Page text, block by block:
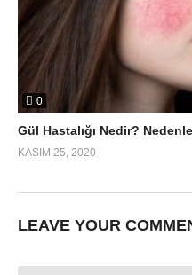
0
Gül Hastalığı Nedir?
KASIM 25, 2020
LEAVE YOUR